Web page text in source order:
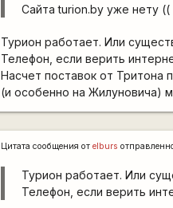
Сайта turion.by уже нету ((
Турион работает. Или
Телефон, если верить
Насчет поставок от Тритона
(и особенно на Жилуновича)
Цитата сообщения отelburs
Турион работает. Или
Телефон, если верить